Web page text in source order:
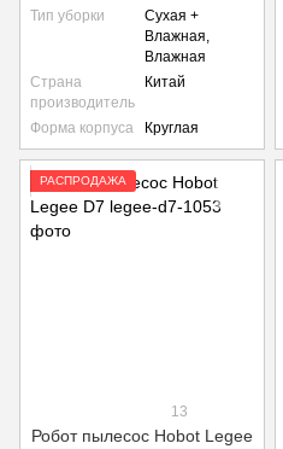
Тип уборки
Сухая +
Влажная,
Влажная
Страна
производитель
Китай
Форма корпуса Круглая
РАСПРОДАЖА
13
Робот пылесос Hobot Legee